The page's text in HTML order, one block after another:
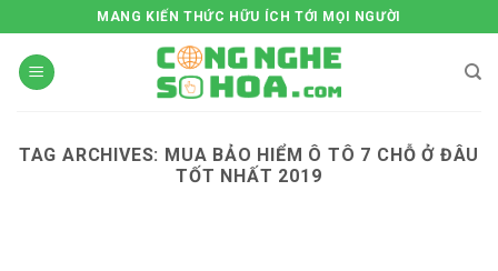
to
content
MANG KIẾN THỨC HỮU ÍCH TỚI MỌI NGƯỜI
TAG ARCHIVES: MUA BẢO HIỂM Ô TÔ 7 CHỖ Ở ĐÂU
TỐT NHẤT 2019